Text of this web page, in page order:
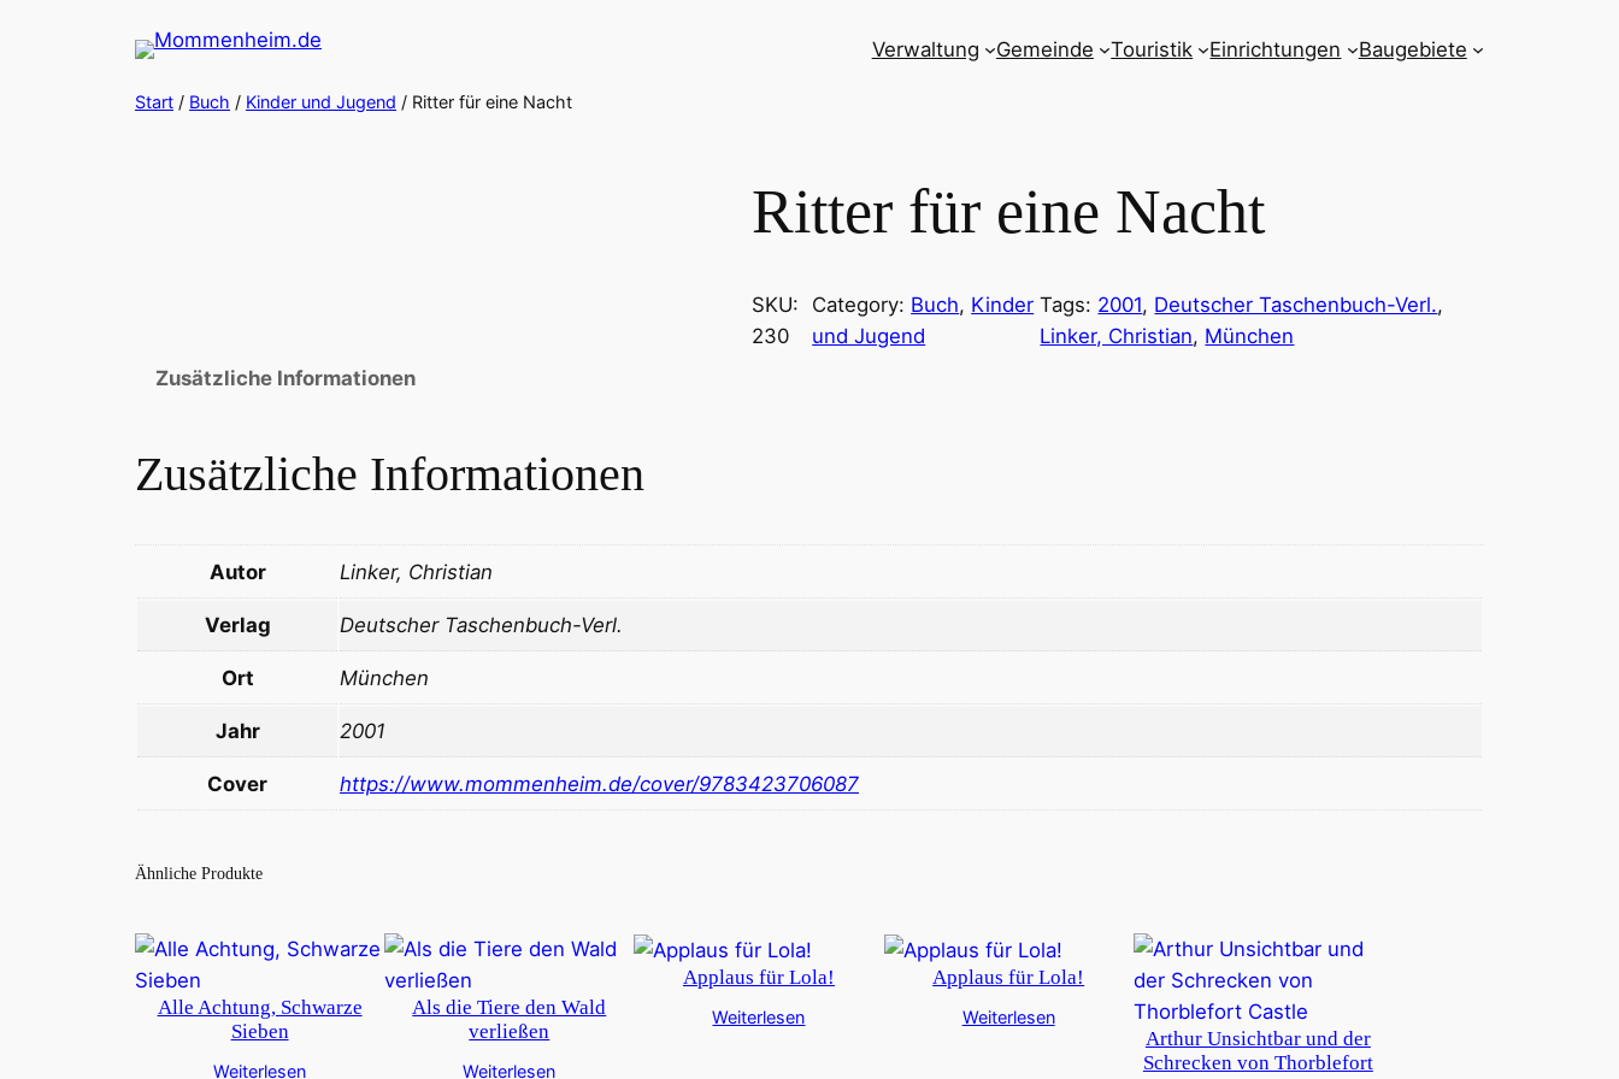
Verwaltung Gemeinde Touristik Einrichtungen Baugebiete
Start / Buch / Kinder und Jugend / Ritter für eine Nacht
Ritter für eine Nacht
SKU:
230
Category: Buch, Kinder
und Jugend
Tags: 2001, Deutscher Taschenbuch-Verl.
Linker, Christian, München
Zusätzliche Informationen
Zusätzliche Informationen
Autor Linker, Christian
Verlag Deutscher Taschenbuch-Verl.
Ort München
Jahr 2001
Cover https://www.mommenheim.de/cover/9783423706087
Ähnliche Produkte
Alle Achtung, Schwarze
Sieben
Weiterlesen
Als die Tiere den Wald
verließen
Weiterlesen
Applaus für Lola!
Weiterlesen
Applaus für Lola!
Weiterlesen
Arthur Unsichtbar und der
Schrecken von Thorblefort